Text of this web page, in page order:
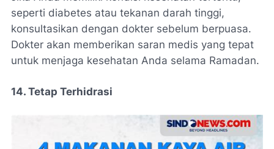
seperti diabetes atau tekanan darah tinggi,
konsultasikan dengan dokter sebelum berpuasa.
Dokter akan memberikan saran medis yang tepat
untuk menjaga kesehatan Anda selama Ramadan.
14. Tetap Terhidrasi